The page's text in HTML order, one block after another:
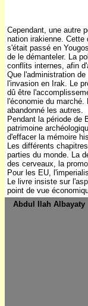
Cependant, une autre
nation irakienne. Cette
s'était passé en
de le démanteler. La
conflits internes, afin
Que l'administration
l'invasion en Irak. Le
dû être
l'économie du
abandonné les autres.
Pendant la période de
patrimoine
d'effacer la mémoire
Les différents
parties du monde. La
des cerveaux, la
Pour les EU,
Le livre insiste sur
point de vue
Abdul Ilah Albayaty